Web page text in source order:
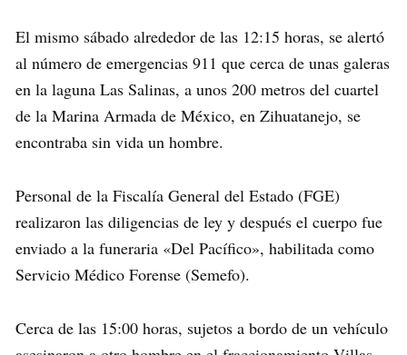
El mismo sábado alrededor de las 12:15 horas, se alertó
al número de emergencias 911 que cerca de unas galeras
en la laguna Las Salinas, a unos 200 metros del cuartel
de la Marina Armada de México, en Zihuatanejo, se
encontraba sin vida un hombre.
Personal de la Fiscalía General del Estado (FGE)
realizaron las diligencias de ley y después el cuerpo fue
enviado a la funeraria «Del Pacífico», habilitada como
Servicio Médico Forense (Semefo).
Cerca de las 15:00 horas, sujetos a bordo de un vehículo